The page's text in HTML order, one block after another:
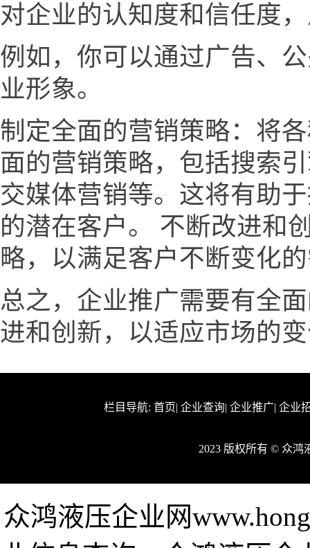
对企业的认知度和信任度
例如，你可以通过广告、
业形象。
制定全面的营销策略：将
面的营销策略，包括搜索
交媒体营销等。这将有助
的潜在客户。 不断改进和
略，以满足客户不断变化
总之，企业推广需要有全
进和创新，以适应市场的
栏目导航: 首页| 企业查询| 企业推广| 企业
2023 版权所有 © 众
众鸿液压企业网